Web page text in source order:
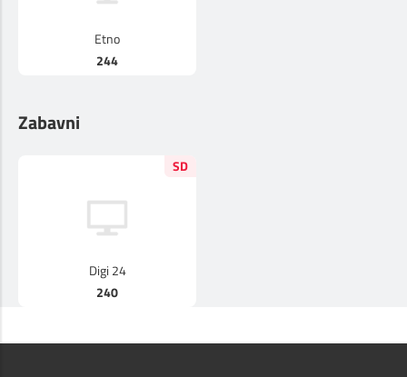
Putuj pametnije
Etno
244
Zabavni
SD
Digi 24
240